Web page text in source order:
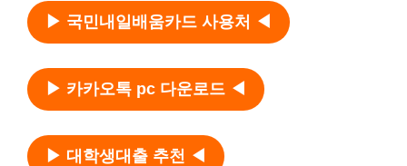
▶ 국민내일배움카드 사용처 ◀
▶ 카카오톡 pc 다운로드 ◀
▶ 대학생대출 추천 ◀